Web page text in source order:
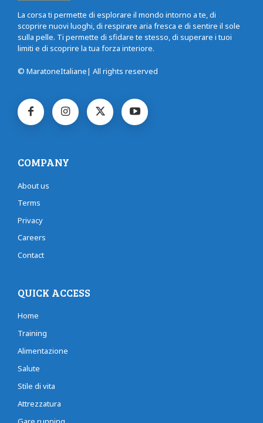
La corsa ti permette di esplorare il mondo intorno a te, di
scoprire nuovi luoghi, di respirare aria fresca e di sentire il sole
sulla pelle. Ti permette di sfidare te stesso, di superare i tuoi
limiti e di scoprire la tua forza interiore.
© MaratoneItaliane| All rights reserved
COMPANY
About us
Terms
Privacy
Careers
Contact
QUICK ACCESS
Home
Training
Alimentazione
Salute
Stile di vita
Attrezzatura